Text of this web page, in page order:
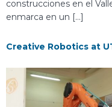
construcciones en el
enmarca en un […]
Creative Robotics at